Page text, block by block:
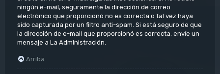
ningún e-mail, seguramente la dirección de correo
electrónico que proporcionó no es correcta o tal vez haya
sido capturada por un filtro anti-spam. Si está seguro de que
la dirección de e-mail que proporcionó es correcta, envíe un
mensaje a La Administración.
Arriba